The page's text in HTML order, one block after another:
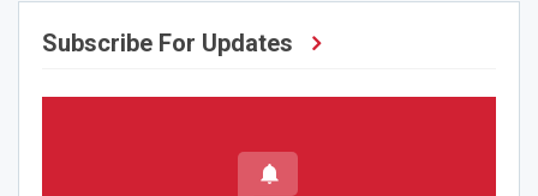
Subscribe For Updates